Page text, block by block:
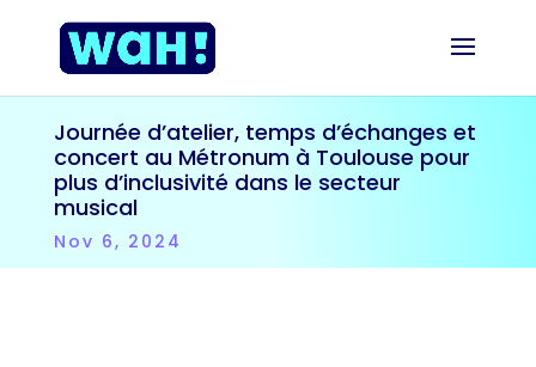
Journée d’atelier, temps d’échanges et
concert au Métronum à Toulouse pour
plus d’inclusivité dans le secteur
musical
Nov 6, 2024